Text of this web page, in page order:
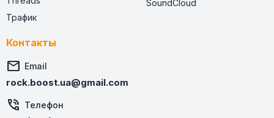
Трафик
SoundCloud
Контакты
 Email
rock.boost.ua@gmail.com
 Телефон